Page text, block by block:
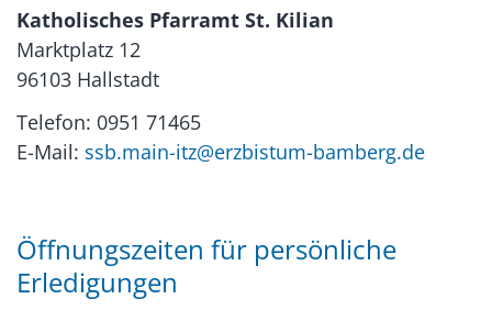
Katholisches Pfarramt St. Kilian
Marktplatz 12
96103 Hallstadt
Telefon: 0951 71465
E-Mail: ssb.main-itz@erzbistum-bamberg.de
Öffnungszeiten für persönliche
Erledigungen